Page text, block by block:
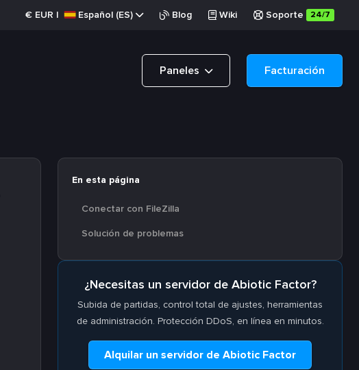
€ EUR | Español (ES) Blog Wiki Soporte 24/7
Paneles Facturación
En esta página
Conectar con FileZilla
Solución de problemas
¿Necesitas un servidor de Abiotic Factor?
Subida de partidas, control total de ajustes, herramientas
de administración. Protección DDoS, en línea en minutos.
Alquilar un servidor de Abiotic Factor